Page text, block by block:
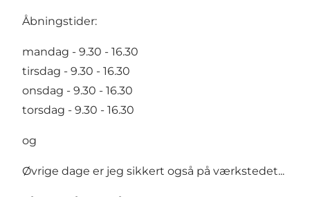
Åbningstider:
mandag - 9.30 - 16.30
tirsdag - 9.30 - 16.30
onsdag - 9.30 - 16.30
torsdag - 9.30 - 16.30
og
Øvrige dage er jeg sikkert også på værkstedet...